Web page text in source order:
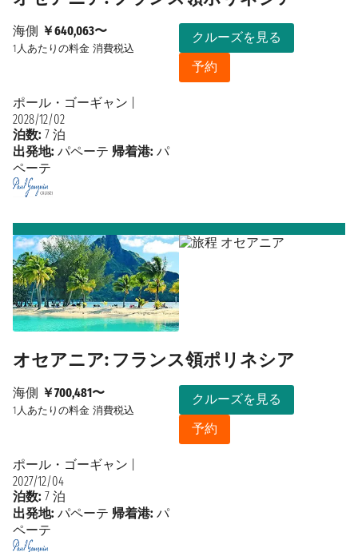
海側 ￥640,063〜
1人あたりの料金 消費税込
クルーズを見る
予約
ポール・ゴーギャン
2028/12/02
泊数: 7 泊
出発地: パペーテ 帰着港: パ
ペーテ
オセアニア: フランス領ポリネシア
海側 ￥700,481〜
1人あたりの料金 消費税込
クルーズを見る
予約
ポール・ゴーギャン
2027/12/04
泊数: 7 泊
出発地: パペーテ 帰着港: パ
ペーテ